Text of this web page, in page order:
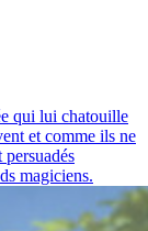
qui lui chatouille
et comme ils ne
magiciens.